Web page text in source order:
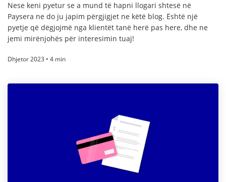
Nese keni pyetur se a mund të hapni llogari shtesë në
Paysera ne do ju japim përgjigjet ne këtë blog. Është një
pyetje që dëgjojmë nga klientët tanë herë pas here, dhe ne
jemi mirënjohës për interesimin tuaj!
Dhjetor 2023 • 4 min